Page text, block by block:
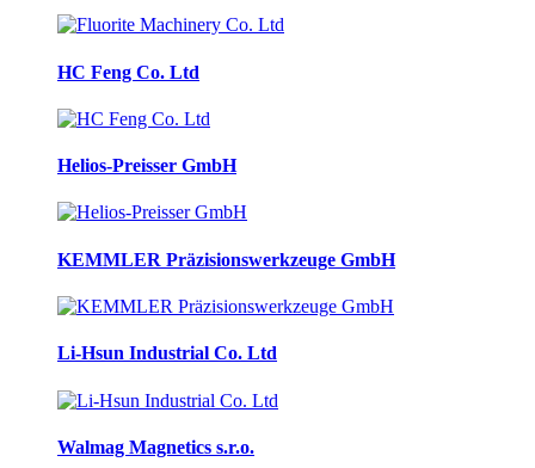
HC Feng Co. Ltd
Helios-Preisser GmbH
KEMMLER Präzisionswerkzeuge GmbH
Li-Hsun Industrial Co. Ltd
Walmag Magnetics s.r.o.